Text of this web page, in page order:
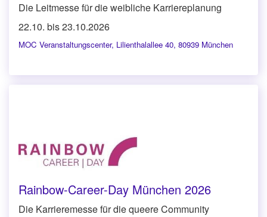
Die Leitmesse für die weibliche Karriereplanung
22.10. bis 23.10.2026
MOC Veranstaltungscenter, Lilienthalallee 40, 80939 München
Rainbow-Career-Day München 2026
Die Karrieremesse für die queere Community